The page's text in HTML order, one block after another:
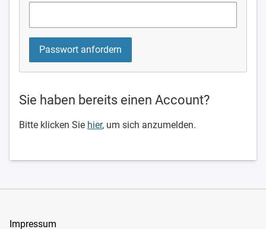
Sie haben bereits einen Account?
Bitte klicken Sie hier, um sich anzumelden.
Impressum